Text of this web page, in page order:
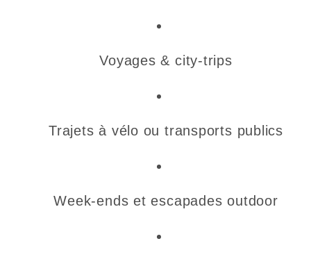
Voyages & city-trips
Trajets à vélo ou transports publics
Week-ends et escapades outdoor